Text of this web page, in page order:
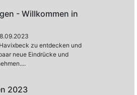
- Willkommen in
zu entdecken und
neue Eindrücke und
2023